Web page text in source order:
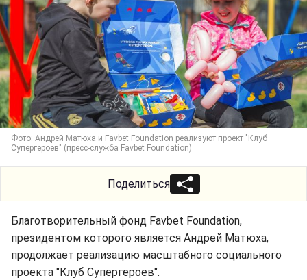
Фото: Андрей Матюха и Favbet Foundation реализуют проект "Клуб
Супергероев" (пресс-служба Favbet Foundation)
Поделиться
Благотворительный фонд Favbet Foundation,
президентом которого является Андрей Матюха,
продолжает реализацию масштабного социального
проекта "Клуб Супергероев".